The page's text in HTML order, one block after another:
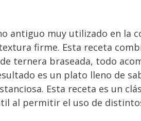
antiguo muy utilizado en la
firme. Esta receta
ternera braseada, todo
es un plato lleno de
Esta receta es un
al permitir el uso de